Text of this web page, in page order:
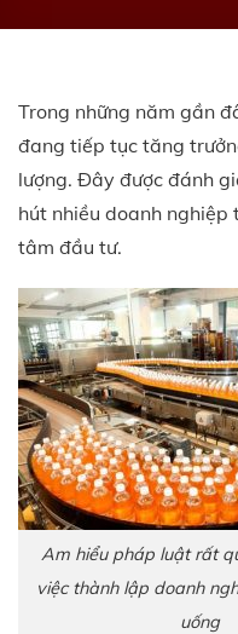
Trong những năm gần
đang tiếp tục tăng
lượng. Đây được đánh
hút nhiều doanh nghiệp
tâm đầu tư.
Am hiểu pháp luật rất
việc thành lập doanh
uống